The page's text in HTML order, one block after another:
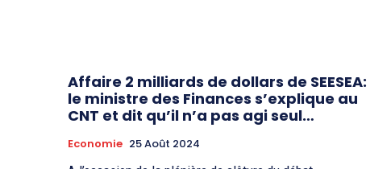
Affaire 2 milliards de dollars de SEESEA:
le ministre des Finances s’explique au
CNT et dit qu’il n’a pas agi seul…
Economie 25 Août 2024